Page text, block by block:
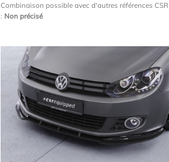
Combinaison possible avec d'autres références CSR
: Non précisé
Ajouter
wishlist